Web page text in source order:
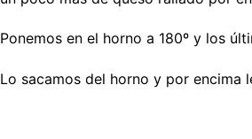
Ponemos en el horno a 180º y los
Lo sacamos del horno y por encima